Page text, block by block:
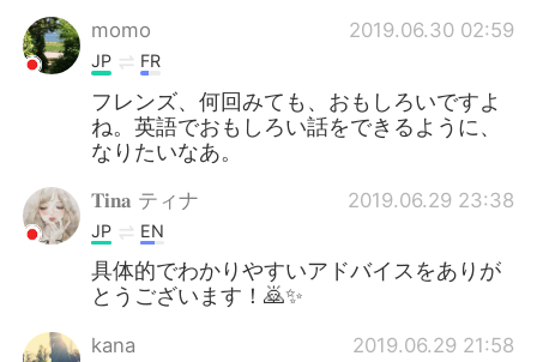
momo 2019.06.30 02:59
JP FR
フレンズ、何回みても、おもしろいですよ
ね。英語でおもしろい話をできるように、
なりたいなあ。
𝐓𝐢𝐧𝐚 ティナ 2019.06.29 23:38
JP EN
具体的でわかりやすいアドバイスをありが
とうございます！🙇✨
kana 2019.06.29 21:58